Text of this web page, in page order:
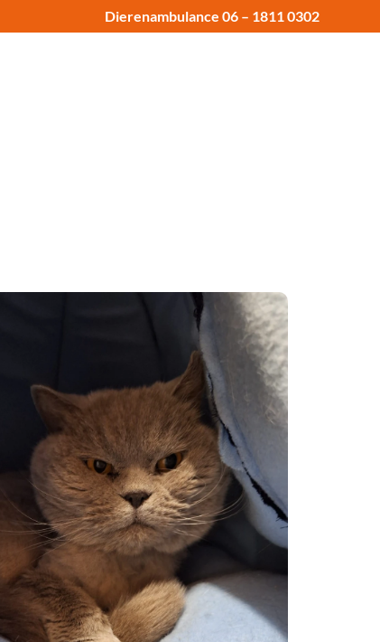
Dierenambulance 06 – 1811 0302